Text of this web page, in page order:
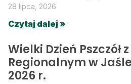
28 lipca, 2026
Czytaj dalej »
Wielki Dzień Pszczół
Regionalnym w
2026 r.